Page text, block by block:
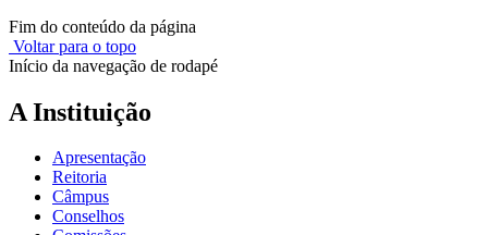
Fim do conteúdo da página
Voltar para o topo
Início da navegação de rodapé
A Instituição
Apresentação
Reitoria
Câmpus
Conselhos